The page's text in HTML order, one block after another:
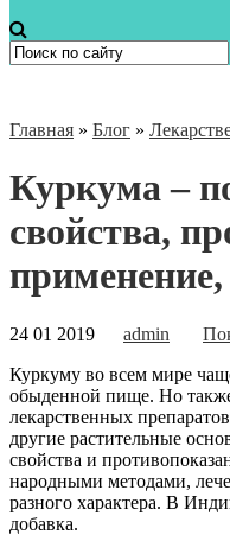
Главная » Блог »
Куркума –
свойства,
24 01 2019 admin
Куркуму во всем мире
обыденной пище. Но
лекарственных
другие растительные
свойства и
народными методами,
разного характера. В
добавка.